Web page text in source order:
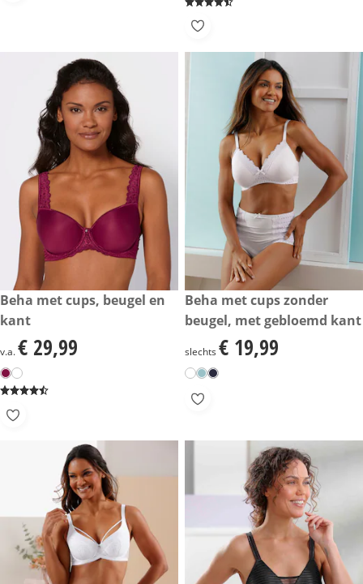
€ 29,99
Beha met cups, beugel en
kant
€ 29,99
v.a.€ 29,99
€ 19,99
Beha met cups zonder
beugel, met gebloemd kant
€ 19,99
slechts € 19,99